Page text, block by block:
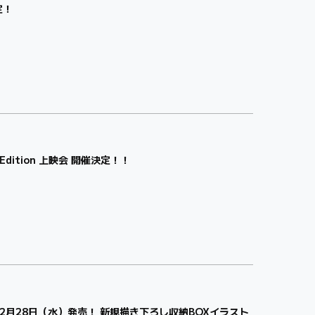
上映会 開催決定！！
28日（水）発売！ 新規描き下ろし収納BOXイラスト